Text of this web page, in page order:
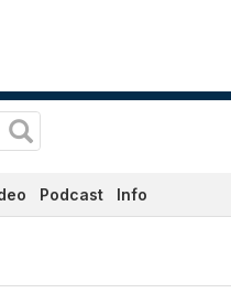
Podcast Info